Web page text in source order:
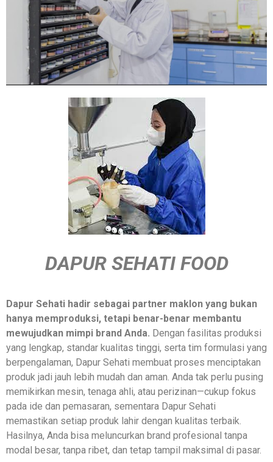
DAPUR SEHATI FOOD
Dapur Sehati hadir sebagai partner maklon yang bukan
hanya memproduksi, tetapi benar-benar membantu
mewujudkan mimpi brand Anda. Dengan fasilitas produksi
yang lengkap, standar kualitas tinggi, serta tim formulasi yang
berpengalaman, Dapur Sehati membuat proses menciptakan
produk jadi jauh lebih mudah dan aman. Anda tak perlu pusing
memikirkan mesin, tenaga ahli, atau perizinan—cukup fokus
pada ide dan pemasaran, sementara Dapur Sehati
memastikan setiap produk lahir dengan kualitas terbaik.
Hasilnya, Anda bisa meluncurkan brand profesional tanpa
modal besar, tanpa ribet, dan tetap tampil maksimal di pasar.